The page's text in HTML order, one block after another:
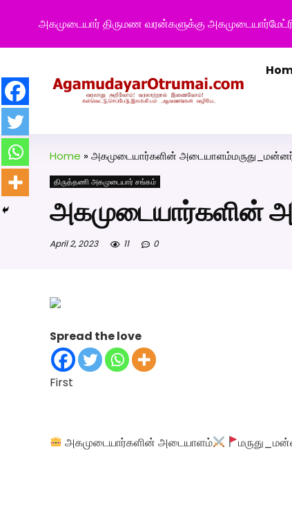
Home »அகமுடையார்களின்
திருத்தணி அகமுடையார் சங்கம்
அகமுடையார்களின்
April 2, 2023 11 0
Spread the love
First
அகமுடையார்களின் அடையாளம்
அகமுடையார் திருமண வரன்களுக்கு